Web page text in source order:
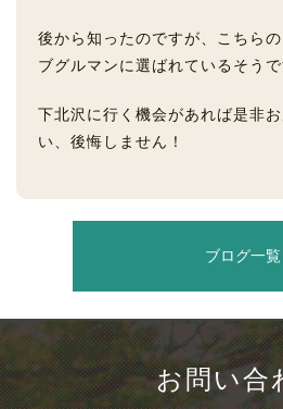
後から知ったのですが、こちら
ブグルマンに選ばれているそうで
下北沢に行く機会があれば是非
い、後悔しません！
ブログ一覧
お問い合